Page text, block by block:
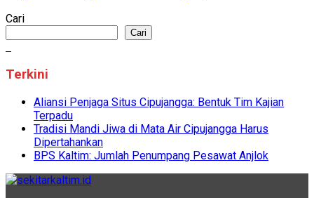
Cari
Cari
Terkini
Aliansi Penjaga Situs Cipujangga: Bentuk Tim Kajian
Terpadu
Tradisi Mandi Jiwa di Mata Air Cipujangga Harus
Dipertahankan
BPS Kaltim: Jumlah Penumpang Pesawat Anjlok